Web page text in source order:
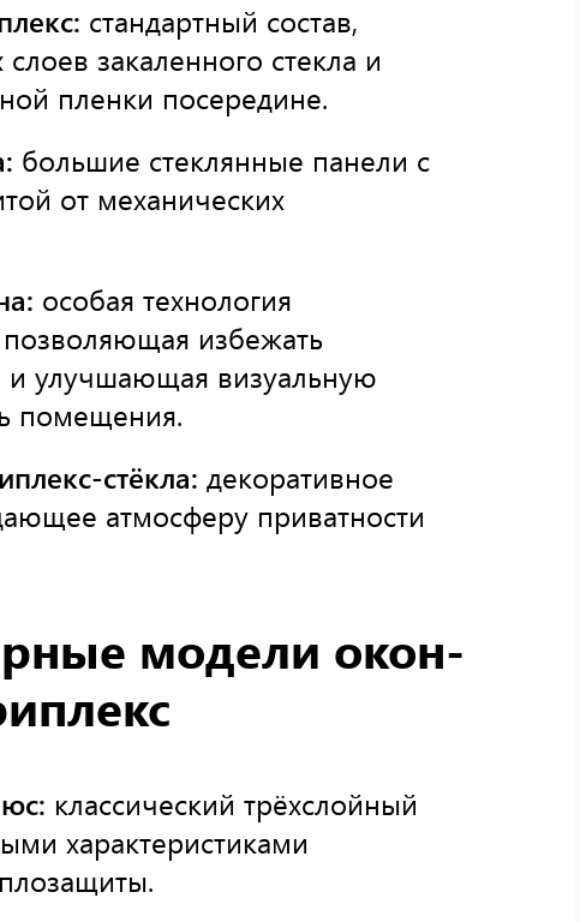
стандартный состав,
закаленного стекла и
пленки посередине.
большие стеклянные панели с
от механических
особая технология
позволяющая избежать
и улучшающая визуальную
помещения.
стёкла: декоративное
атмосферу приватности
модели окон-
классический трёхслойный
характеристиками